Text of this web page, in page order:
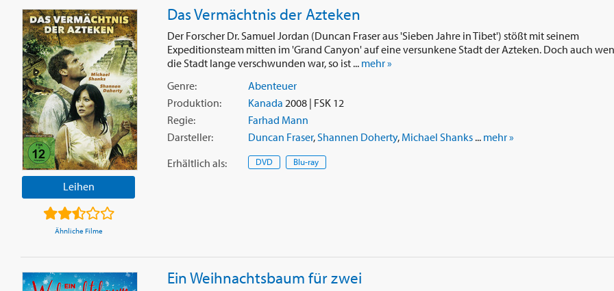
Leihen
Ähnliche Filme
Das Vermächtnis der Azteken
Der Forscher Dr. Samuel Jordan (Duncan Fraser aus 'Sieben Jahre in Tibet') stößt mit seinem
Expeditionsteam mitten im 'Grand Canyon' auf eine versunkene Stadt der Azteken. Doch auch
die Stadt lange verschwunden war, so ist ... mehr »
Genre:
Abenteuer
Produktion:
Kanada 2008 | FSK 12
Regie:
Farhad Mann
Darsteller:
Duncan Fraser,Shannen Doherty, Michael Shanks... mehr »
Erhältlich als: DVD Blu-ray
Ein Weihnachtsbaum für zwei